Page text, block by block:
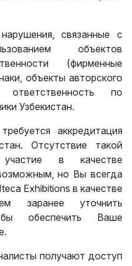
связанные с
объектов
(фирменные
объекты авторского
ответственность по
Узбекистан.
требуется аккредитация
Отсутствие такой
в качестве
но Вы всегда
Exhibitions в качестве
заранее уточнить
обеспечить Ваше
получают доступ